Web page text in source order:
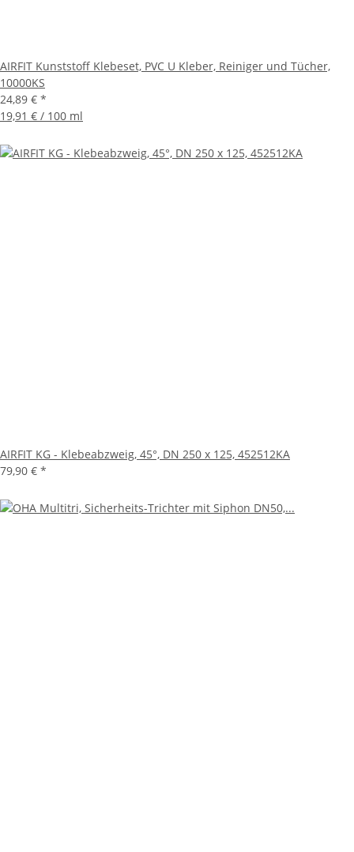
AIRFIT Kunststoff Klebeset, PVC U Kleber, Reiniger und Tücher,
10000KS
24,89 € *
19,91 € / 100 ml
AIRFIT KG - Klebeabzweig, 45°, DN 250 x 125, 452512KA
79,90 € *